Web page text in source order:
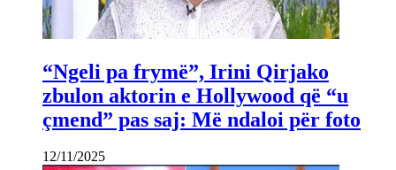
“Ngeli pa frymë”, Irini Qirjako
zbulon aktorin e Hollywood që “u
çmend” pas saj: Më ndaloi për foto
12/11/2025